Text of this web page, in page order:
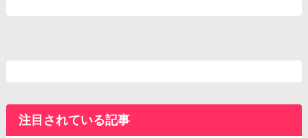
注目されている記事